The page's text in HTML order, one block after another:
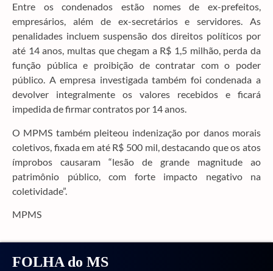
Entre os condenados estão nomes de ex-prefeitos,
empresários, além de ex-secretários e servidores. As
penalidades incluem suspensão dos direitos políticos por
até 14 anos, multas que chegam a R$ 1,5 milhão, perda da
função pública e proibição de contratar com o poder
público. A empresa investigada também foi condenada a
devolver integralmente os valores recebidos e ficará
impedida de firmar contratos por 14 anos.
O MPMS também pleiteou indenização por danos morais
coletivos, fixada em até R$ 500 mil, destacando que os atos
ímprobos causaram “lesão de grande magnitude ao
patrimônio público, com forte impacto negativo na
coletividade”.
MPMS
FOLHA do MS